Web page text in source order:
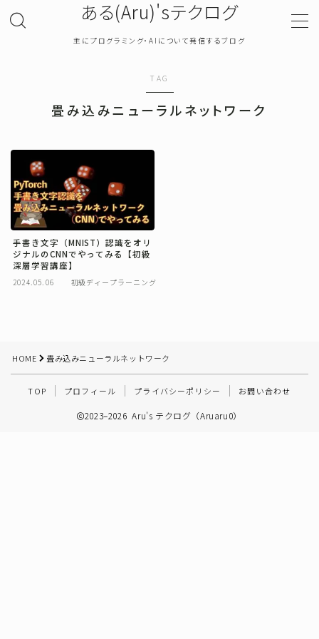
ある(Aru)'sテクログ
主にプログラミング・AIについて発信するブログ
お問い合わせ
確率・統計
プログラミング
TAG
畳み込みニューラルネットワーク
手書き文字（MNIST）認識をオリ
ジナルのCNNでやってみる【初級
深層学習講座】
2024.05.06 初級ディープラーニング
HOME 畳み込みニューラルネットワーク
TOP プロフィール プライバシーポリシー お問い合わせ
2023–2026 Aru's テクログ（Aruaru0）